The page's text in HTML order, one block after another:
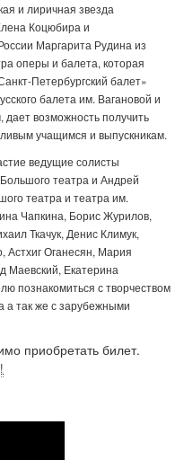
и лиричная звезда
Коцюбира и
Маргарита Рудина из
оперы и балета, которая
Петербургский балет»
балета им. Вагановой и
возможность получить
учащимся и выпускникам.
ведущие солисты
театра и Андрей
театра и театра им.
Чапкина, Борис Журилов,
Ткачук, Денис Климук,
Астхиг Оганесян, Мария
Маевский, Екатерина
познакомиться с творчеством
а так же с зарубежными
приобретать билет.